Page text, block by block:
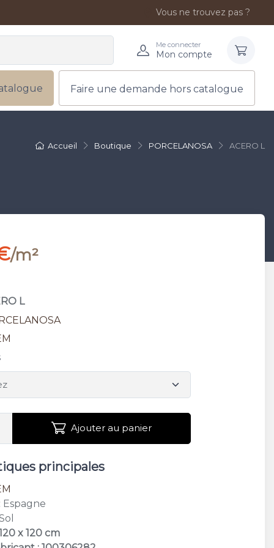
Vous ne trouvez pas ?
Me connecter
Mon compte
Faire une demande hors catalogue
Accueil Boutique PORCELANOSA ACERO L
/m²
L
Ajouter au panier
principales
: Espagne
x 120 cm